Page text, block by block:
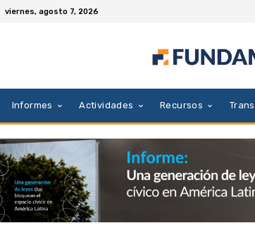
viernes, agosto 7, 2026
Informes Actividades Recursos